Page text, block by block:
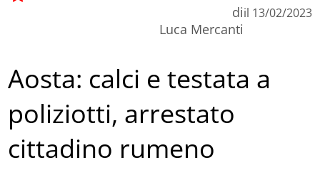
di
Luca Mercanti
il 13/02/2023
Aosta: calci e testata a
poliziotti, arrestato
cittadino rumeno